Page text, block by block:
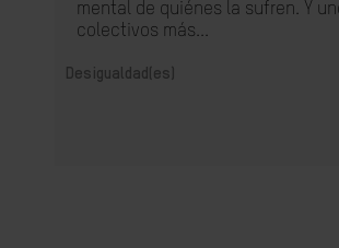
mental de quiénes la sufren. Y
colectivos más...
Desigualdad(es)